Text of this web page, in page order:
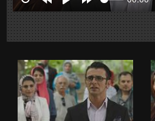
RestartRewind
10s
Play Forward
10s